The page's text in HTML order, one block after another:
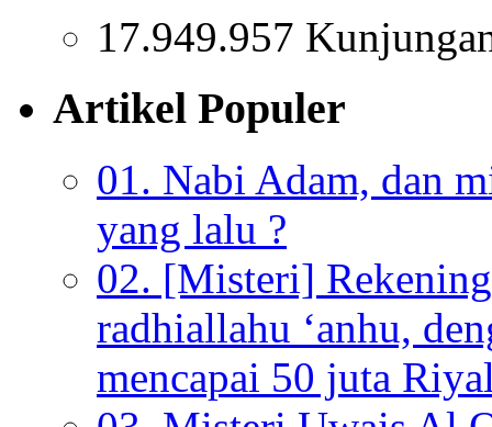
17.949.957
Artikel Populer
01. Nabi Adam, dan
yang lalu ?
02. [Misteri]
radhiallahu ‘anhu,
mencapai 50 juta